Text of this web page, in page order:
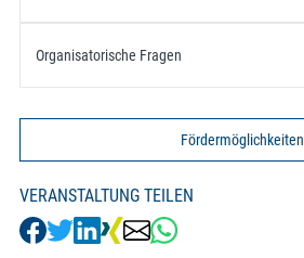
Organisatorische Fragen
Fördermöglichkeiten
VERANSTALTUNG TEILEN